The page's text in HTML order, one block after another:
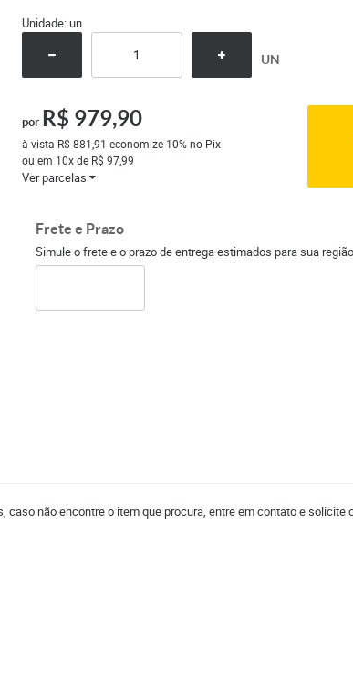
Unidade: un
UN
por R$ 979,90
à vista R$ 881,91 economize 10%no Pix
ou em 10xde R$ 97,99
Ver parcelas
Frete e Prazo
Simule o frete e o prazo de entrega estimados para sua
não encontre o item que procura, entre em contato e